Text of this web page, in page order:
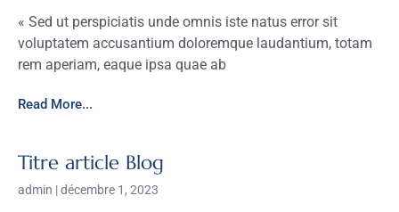
« Sed ut perspiciatis unde omnis iste natus error sit
voluptatem accusantium doloremque laudantium, totam
rem aperiam, eaque ipsa quae ab
Read More...
Titre article Blog
admin décembre 1, 2023